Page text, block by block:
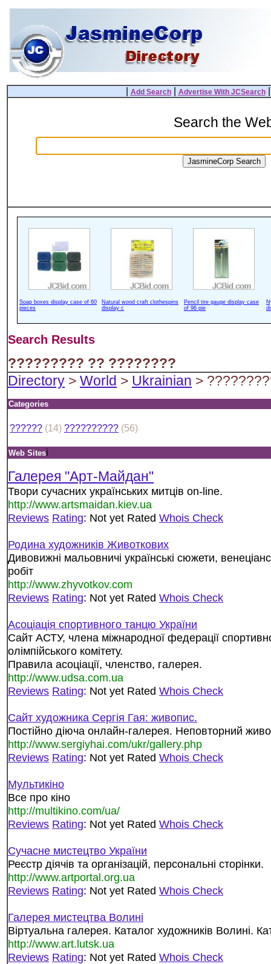
Add Search| Advertise With JCSearch
Search the
Soap boxes display case of 60
pieces
Natural wood craft clothespins
display c
Pencil tire gauge display case
of 96 pie
Search Results
????????? ?? ????????
Directory > World > Ukrainian >
Categories
?????? (14) ?????????? (56)
Web Sitesi
Галерея "Арт-Майдан"
Твори сучасних українських митців on-line.
http://www.artsmaidan.kiev.ua
Reviews Rating: Not yet Rated Whois Check
Родина художників Животкових
Дивовижні мальовничі українські сюжети,
робіт
http://www.zhyvotkov.com
Reviews Rating: Not yet Rated Whois Check
Асоціація спортивного танцю України
Сайт АСТУ, члена міжнародної федерації
олімпійського комітету.
Правила асоціації, членство, галерея.
http://www.udsa.com.ua
Reviews Rating: Not yet Rated Whois Check
Сайт художника Сергія Гая: живопис.
Постійно діюча онлайн-галерея. Неповторний
http://www.sergiyhai.com/ukr/gallery.php
Reviews Rating: Not yet Rated Whois Check
Мультикіно
Все про кіно
http://multikino.com/ua/
Reviews Rating: Not yet Rated Whois Check
Сучасне мистецтво України
Реєстр діячів та організацій, персональні сторінки.
http://www.artportal.org.ua
Reviews Rating: Not yet Rated Whois Check
Галерея мистецтва Волині
Віртуальна галерея. Каталог художників Волині.
http://www.art.lutsk.ua
Reviews Rating: Not yet Rated Whois Check